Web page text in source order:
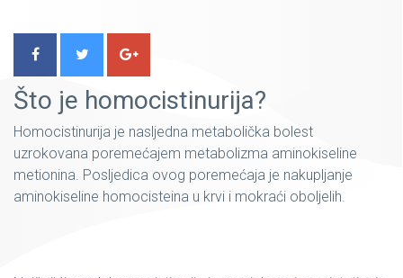
Što je homocistinurija?
Homocistinurija je nasljedna metabolička bolest
uzrokovana poremećajem metabolizma aminokiseline
metionina. Posljedica ovog poremećaja je nakupljanje
aminokiseline homocisteina u krvi i mokraći oboljelih.